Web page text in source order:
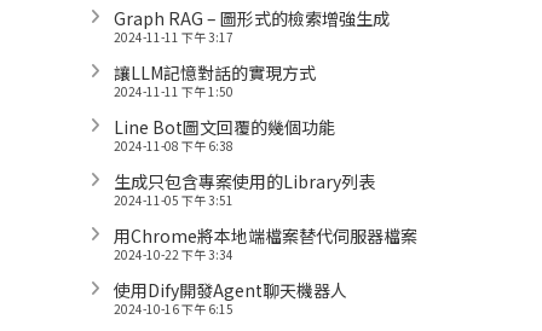
Graph RAG – 圖形式的檢索增強生成
2024-11-11 下午 3:17
讓LLM記憶對話的實現方式
2024-11-11 下午 1:50
Line Bot圖文回覆的幾個功能
2024-11-08 下午 6:38
生成只包含專案使用的Library列表
2024-11-05 下午 3:51
用Chrome將本地端檔案替代伺服器檔案
2024-10-22 下午 3:34
使用Dify開發Agent聊天機器人
2024-10-16 下午 6:15